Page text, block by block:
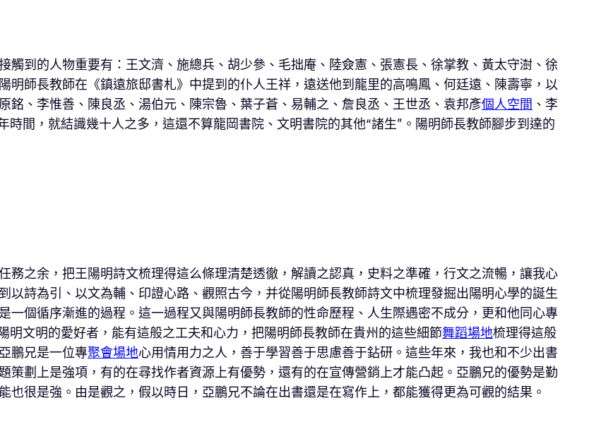
觸到的人物重要有：王文濟、施總兵、胡少參、毛拙庵、陸僉憲、張憲長、徐掌教、黃太守澍、徐
師長教師在《鎮遠旅邸書札》中提到的仆人王祥，遠送他到龍里的高鳴鳳、何廷遠、陳壽寧，以
銘、李惟善、陳良丞、湯伯元、陳宗魯、葉子蒼、易輔之、詹良丞、王世丞、袁邦彥個人空間 、李
時間，就結識幾十人之多，這還不算龍岡書院、文明書院的其他“諸生”。陽明師長教師腳步到達的
務之余，把王陽明詩文梳理得這么條理清楚透徹，解讀之認真，史料之準確，行文之流暢，讓我心
以詩為引、以文為輔、印證心路、觀照古今，并從陽明師長教師詩文中梳理發掘出陽明心學的誕生
一個循序漸進的過程。這一過程又與陽明師長教師的性命歷程、人生際遇密不成分，更和他同心專
明文明的愛好者，能有這般之工夫和心力，把陽明師長教師在貴州的這些細節舞蹈場地梳理得這般
鵬兄是一位專聚會場地心用情用力之人，善于學習善于思慮善于鉆研。這些年來，我也和不少出書
策劃上是強項，有的在尋找作者資源上有優勢，還有的在宣傳營銷上才能凸起。亞鵬兄的優勢是勤
很是強。由是觀之，假以時日，亞鵬兄不論在出書還是在寫作上，都能獲得更為可觀的結果。